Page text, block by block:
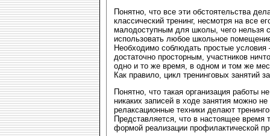
Понятно, что все эти обстоятельства
классический тренинг, несмотря на все
малодоступным для школы, чего нельзя
использовать любое школьное
Необходимо соблюдать простые
достаточно просторным, участников
одно и то же время, в одном и том же
Как правило, цикл тренинговых занятий
Понятно, что такая организация работы
никаких записей в ходе занятия можно
релаксационные техники делают
Представляется, что в настоящее время
формой реализации профилактической